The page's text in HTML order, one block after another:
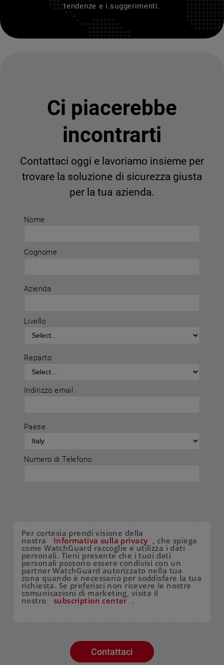
tendenze e i suggerimenti.
Nome
Cognome
Azienda
Livello
Reparto
Indirizzo email
Paese
Numero di Telefono
Per cortesia prendi visione della
nostra Informativa sulla privacy , che spiega
come WatchGuard raccoglie e utilizza i dati
personali. Tieni presente che i tuoi dati
personali possono essere condivisi con un
partner WatchGuard autorizzato nella tua
zona quando è necessario per soddisfare la tua
richiesta. Se preferisci non ricevere le nostre
comunicazioni di marketing, visita il
nostro subscription center .
Contattaci
Ci piacerebbe
incontrarti
Contattaci oggi e lavoriamo insieme per
trovare la soluzione di sicurezza giusta
per la tua azienda.